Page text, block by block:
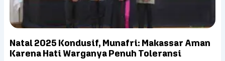
Natal 2025 Kondusif, Munafri: Makassar Aman
Karena Hati Warganya Penuh Toleransi